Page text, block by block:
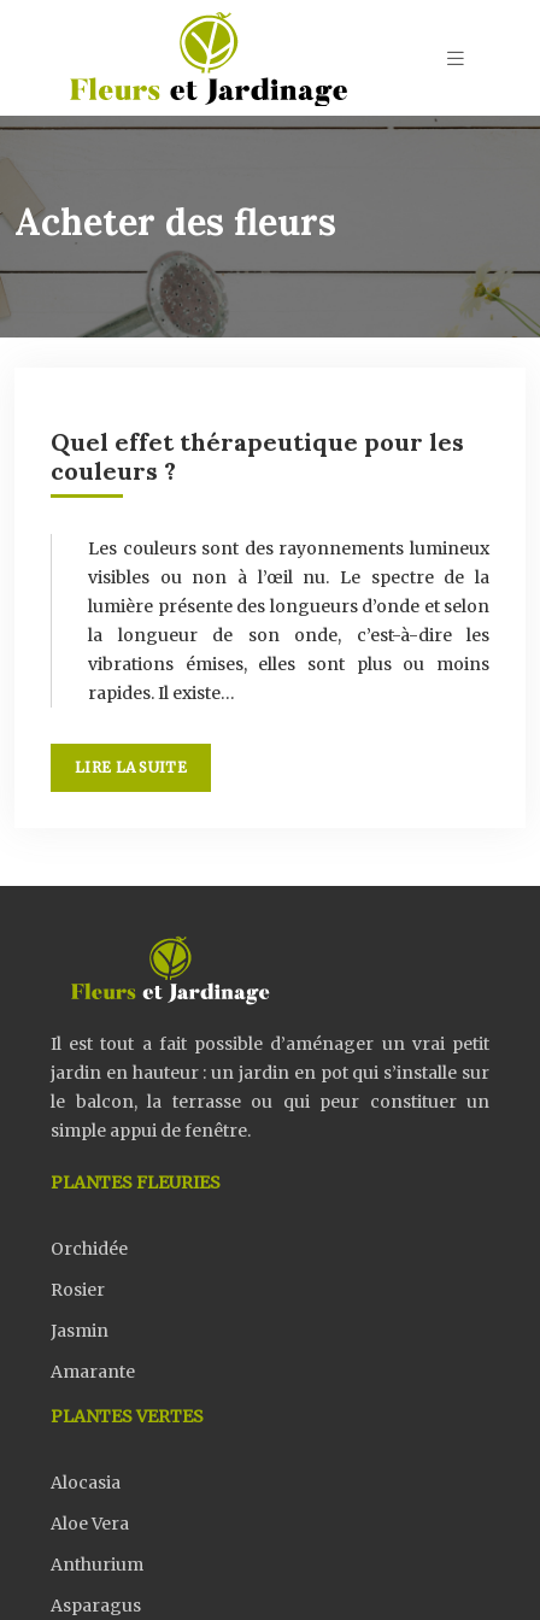
Acheter des fleurs
Quel effet thérapeutique pour les
couleurs ?
Les couleurs sont des rayonnements lumineux
visibles ou non à l’œil nu. Le spectre de la
lumière présente des longueurs d’onde et selon
la longueur de son onde, c’est-à-dire les
vibrations émises, elles sont plus ou moins
rapides. Il existe…
LIRE LA SUITE
Il est tout a fait possible d’aménager un vrai petit
jardin en hauteur : un jardin en pot qui s’installe sur
le balcon, la terrasse ou qui peur constituer un
simple appui de fenêtre.
PLANTES FLEURIES
Orchidée
Rosier
Jasmin
Amarante
PLANTES VERTES
Alocasia
Aloe Vera
Anthurium
Asparagus